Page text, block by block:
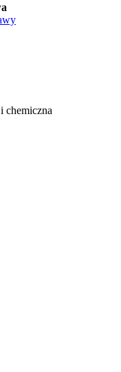
chemiczna